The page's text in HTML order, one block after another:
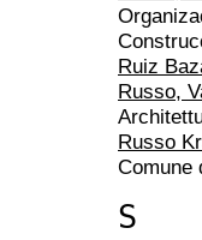
Ruiz
Russo,
Russo
Comune
S